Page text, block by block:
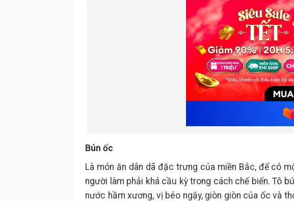
Bún ốc
Là món ăn dân dã đặc trưng của miền Bắc, để có
người làm phải khá cầu kỳ trong cách chế biến. Tô
nước hầm xương, vị béo ngậy, giòn giòn của ốc và